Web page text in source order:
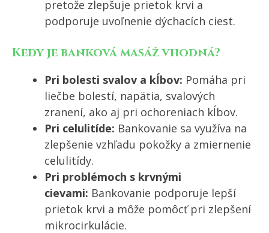
pretože zlepšuje prietok krvi a
podporuje uvoľnenie dýchacích ciest.
Kedy je banková masáž vhodná?
Pri bolesti svalov a kĺbov: Pomáha pri
liečbe bolestí, napätia, svalových
zranení, ako aj pri ochoreniach kĺbov.
Pri celulitíde: Bankovanie sa využíva na
zlepšenie vzhľadu pokožky a zmiernenie
celulitídy.
Pri problémoch s krvnými
cievami: Bankovanie podporuje lepší
prietok krvi a môže pomôcť pri zlepšení
mikrocirkulácie.